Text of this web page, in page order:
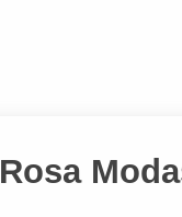
Rosa